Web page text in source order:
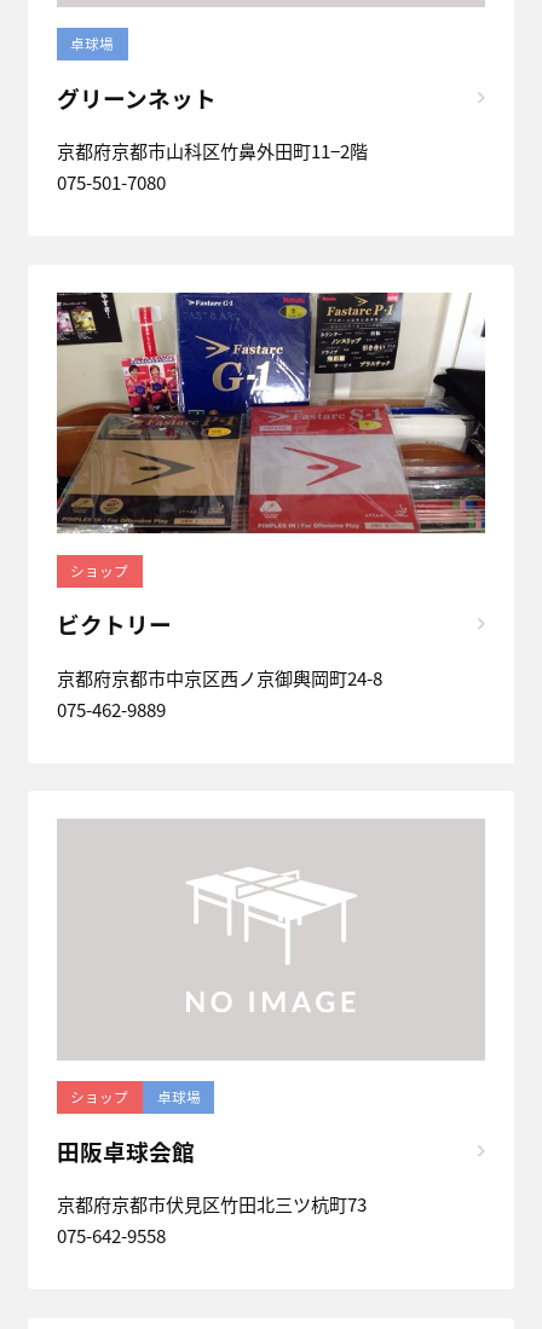
卓球場
グリーンネット
京都府京都市山科区竹鼻外田町11−2階
075-501-7080
ショップ
ビクトリー
京都府京都市中京区西ノ京御輿岡町24-8
075-462-9889
ショップ 卓球場
田阪卓球会館
京都府京都市伏見区竹田北三ツ杭町73
075-642-9558